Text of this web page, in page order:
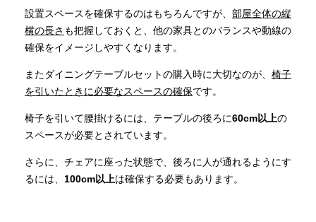
設置スペースを確保するのはもちろんですが、 部屋全体の縦
横の長さ も把握しておくと、他の家具とのバランスや動線の
確保をイメージしやすくなります。
またダイニングテーブルセットの購入時に大切なのが、 椅子
を引いたときに必要なスペースの確保です。
椅子を引いて腰掛けるには、テーブルの後ろに60cm以上の
スペースが必要とされています。
さらに、チェアに座った状態で、後ろに人が通れるようにす
るには、 100cm以上は確保する必要もあります。